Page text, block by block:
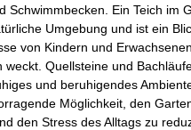
Schwimmbecken. Ein Teich im
Umgebung und ist ein
von Kindern und Erwachsenen
weckt. Quellsteine und
und beruhigendes
Möglichkeit, den
den Stress des Alltags zu